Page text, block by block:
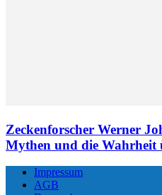
Zeckenforscher Werner
Mythen und die Wahrheit
Impressum
AGB